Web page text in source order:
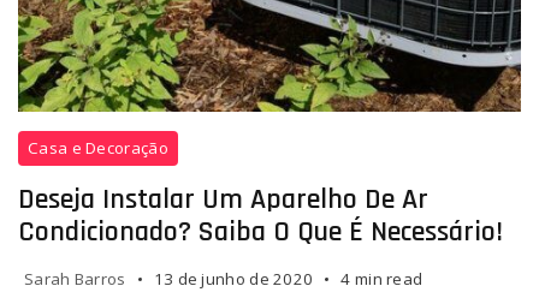
e
sobre
a
instalação
de
ar
condicionado.
Todo
mundo
deseja
ter
uma
casa
Casa e Decoração
Deseja Instalar Um Aparelho De Ar
Condicionado? Saiba O Que É Necessário!
Sarah Barros 13 de junho de 2020 4 min read